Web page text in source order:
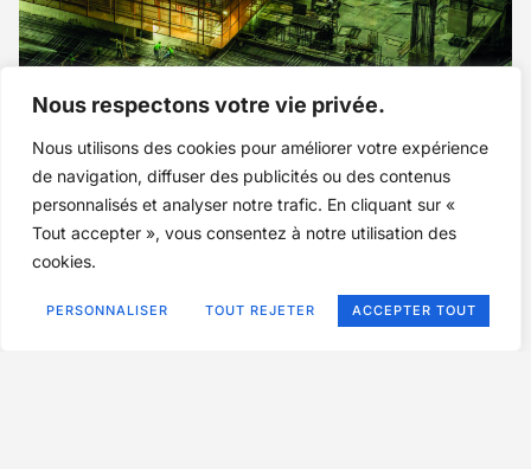
Nous respectons votre vie privée.
Nous utilisons des cookies pour améliorer votre expérience
de navigation, diffuser des publicités ou des contenus
personnalisés et analyser notre trafic. En cliquant sur «
Tout accepter », vous consentez à notre utilisation des
cookies.
PERSONNALISER TOUT REJETER ACCEPTER TOUT
Se protéger lors d’un chantier industriel
Le montage et les essais d’une machine ou d’une usine sont
l’aboutissement du savoir-faire de l’entreprise. Il s’agit d’une phase
délicate et un incident peut...
LIRE LA SUITE...